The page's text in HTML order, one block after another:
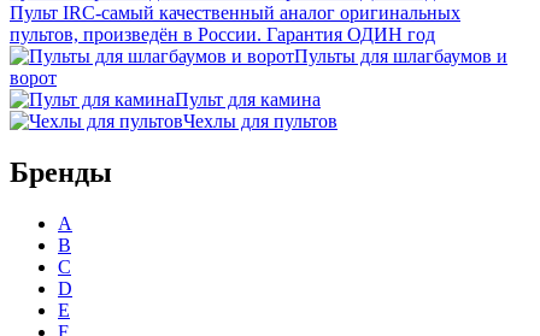
Пульт IRC-самый качественный аналог оригинальных
пультов, произведён в России. Гарантия ОДИН год
Пульты для шлагбаумов и
ворот
Пульт для камина
Чехлы для пультов
Бренды
A
B
C
D
E
F